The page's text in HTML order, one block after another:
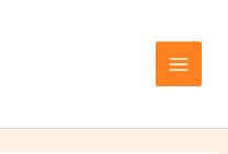
Menu